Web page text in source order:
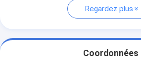
Regardez plus
Coordonnées